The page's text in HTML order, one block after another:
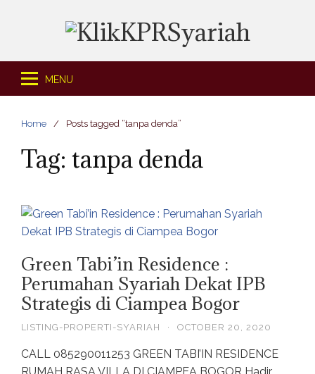
p
o
MENU
Home Posts tagged “tanpa denda”
Tag: tanpa denda
Green Tabi’in Residence :
Perumahan Syariah Dekat IPB
Strategis di Ciampea Bogor
LISTING-PROPERTI-SYARIAH · OCTOBER 20, 2020
CALL 085290011253 GREEN TABI’IN RESIDENCE